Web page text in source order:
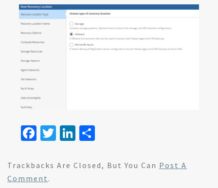
Fa
b
o
T
tt
Li
ke ar
Trackbacks Are Closed, But You Can Post A
Comment .